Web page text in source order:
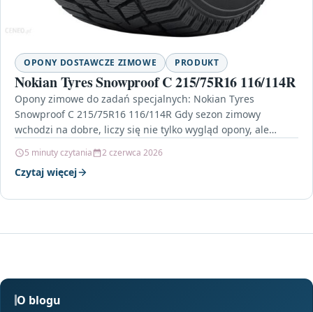
OPONY DOSTAWCZE ZIMOWE PRODUKT
Nokian Tyres Snowproof C 215/75R16 116/114R
Opony zimowe do zadań specjalnych: Nokian Tyres
Snowproof C 215/75R16 116/114R Gdy sezon zimowy
wchodzi na dobre, liczy się nie tylko wygląd opony, ale…
5 minuty czytania 2 czerwca 2026
Czytaj więcej
O blogu